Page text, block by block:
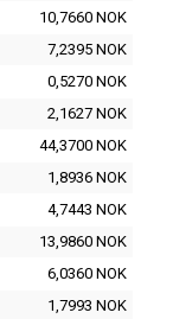
10,7660 NOK
7,2395 NOK
0,5270 NOK
2,1627 NOK
44,3700 NOK
1,8936 NOK
4,7443 NOK
13,9860 NOK
6,0360 NOK
1,7993 NOK